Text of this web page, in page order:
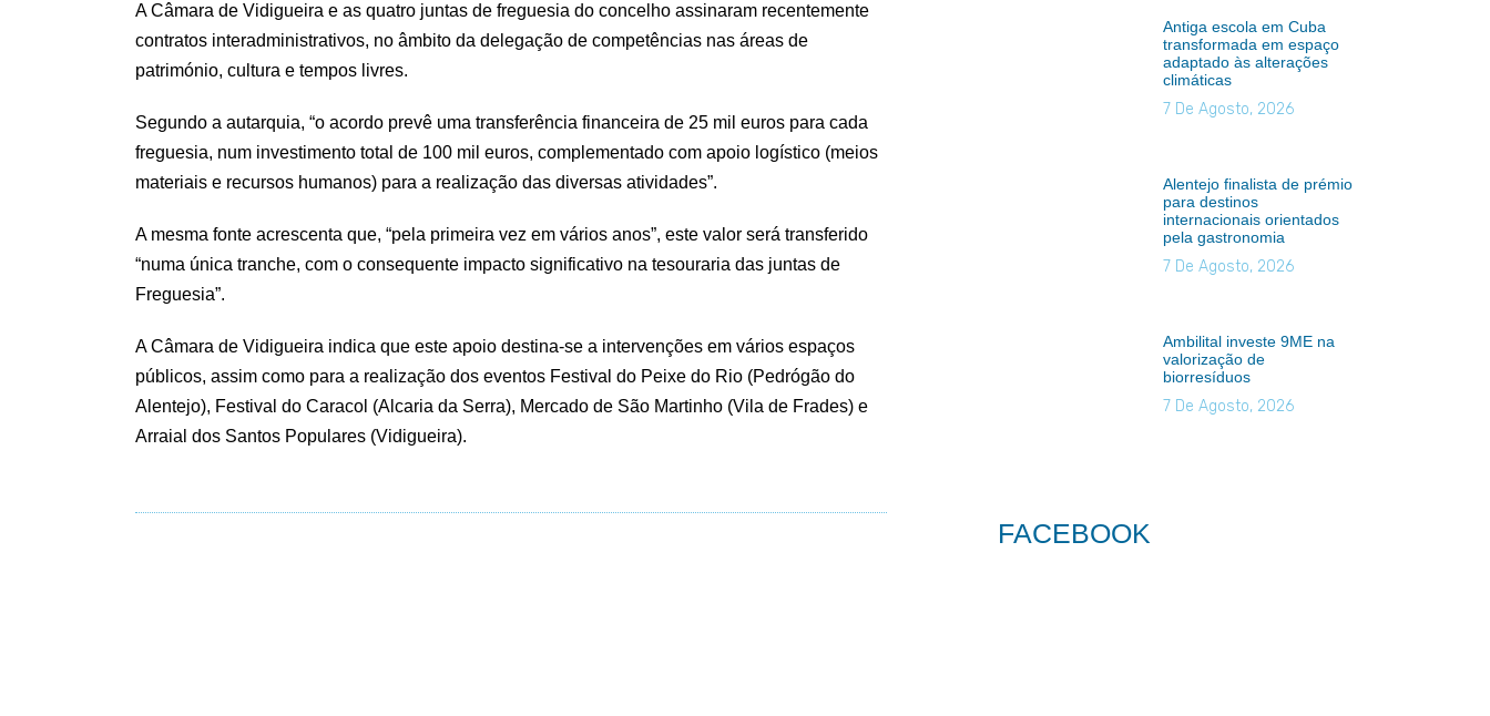
A Câmara de Vidigueira e as quatro juntas de freguesia do concelho assinaram recentemente
contratos interadministrativos, no âmbito da delegação de competências nas áreas de
património, cultura e tempos livres.
Segundo a autarquia, “o acordo prevê uma transferência financeira de 25 mil euros para cada
freguesia, num investimento total de 100 mil euros, complementado com apoio logístico (meios
materiais e recursos humanos) para a realização das diversas atividades”.
A mesma fonte acrescenta que, “pela primeira vez em vários anos”, este valor será transferido
“numa única tranche, com o consequente impacto significativo na tesouraria das juntas de
Freguesia”.
A Câmara de Vidigueira indica que este apoio destina-se a intervenções em vários espaços
públicos, assim como para a realização dos eventos Festival do Peixe do Rio (Pedrógão do
Alentejo), Festival do Caracol (Alcaria da Serra), Mercado de São Martinho (Vila de Frades) e
Arraial dos Santos Populares (Vidigueira).
Antiga escola em Cuba
transformada em espaço
adaptado às alterações
climáticas
7 De Agosto, 2026
Alentejo finalista de prémio
para destinos
internacionais orientados
pela gastronomia
7 De Agosto, 2026
Ambilital investe 9ME na
valorização de
biorresíduos
7 De Agosto, 2026
FACEBOOK